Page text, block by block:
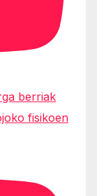
berriak
fisikoen